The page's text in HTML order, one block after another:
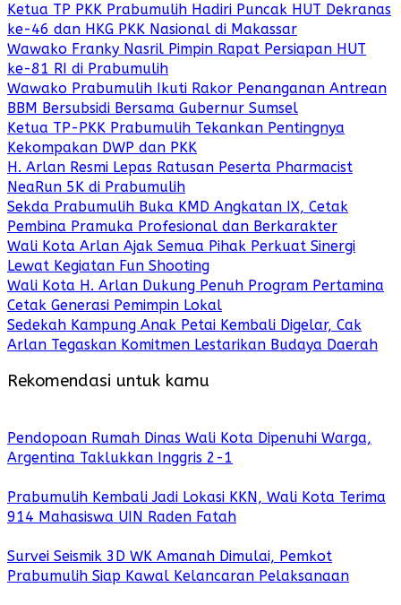
Ketua TP PKK Prabumulih Hadiri Puncak HUT Dekranas
ke-46 dan HKG PKK Nasional di Makassar
Wawako Franky Nasril Pimpin Rapat Persiapan HUT
ke-81 RI di Prabumulih
Wawako Prabumulih Ikuti Rakor Penanganan Antrean
BBM Bersubsidi Bersama Gubernur Sumsel
Ketua TP-PKK Prabumulih Tekankan Pentingnya
Kekompakan DWP dan PKK
H. Arlan Resmi Lepas Ratusan Peserta Pharmacist
NeaRun 5K di Prabumulih
Sekda Prabumulih Buka KMD Angkatan IX, Cetak
Pembina Pramuka Profesional dan Berkarakter
Wali Kota Arlan Ajak Semua Pihak Perkuat Sinergi
Lewat Kegiatan Fun Shooting
Wali Kota H. Arlan Dukung Penuh Program Pertamina
Cetak Generasi Pemimpin Lokal
Sedekah Kampung Anak Petai Kembali Digelar, Cak
Arlan Tegaskan Komitmen Lestarikan Budaya Daerah
Rekomendasi untuk kamu
Pendopoan Rumah Dinas Wali Kota Dipenuhi Warga,
Argentina Taklukkan Inggris 2-1
Prabumulih Kembali Jadi Lokasi KKN, Wali Kota Terima
914 Mahasiswa UIN Raden Fatah
Survei Seismik 3D WK Amanah Dimulai, Pemkot
Prabumulih Siap Kawal Kelancaran Pelaksanaan